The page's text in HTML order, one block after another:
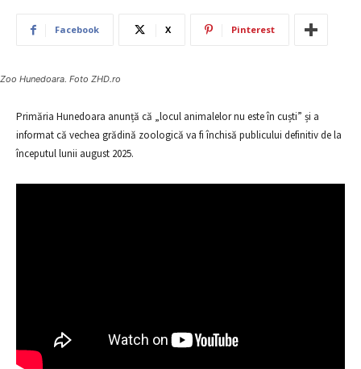
Facebook X Pinterest
Zoo Hunedoara. Foto ZHD.ro
Primăria Hunedoara anunță că „locul animalelor nu este în cuști” și a
informat că vechea grădină zoologică va fi închisă publicului definitiv de la
începutul lunii august 2025.